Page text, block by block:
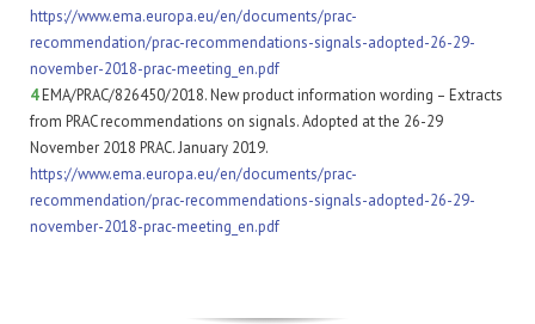
https://www.ema.europa.eu/en/documents/prac-
recommendation/prac-recommendations-signals-adopted-26-29-
november-2018-prac-meeting_en.pdf
4EMA/PRAC/826450/2018. New product information wording – Extracts
from PRAC recommendations on signals. Adopted at the 26-29
November 2018 PRAC. January 2019.
https://www.ema.europa.eu/en/documents/prac-
recommendation/prac-recommendations-signals-adopted-26-29-
november-2018-prac-meeting_en.pdf